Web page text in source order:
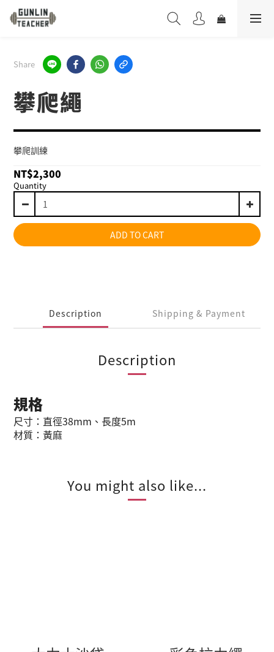
Share
攀爬繩
攀爬訓練
NT$2,300
Quantity
ADD TO CART
Description Shipping & Payment
Description
規格
尺寸：直徑38mm、長度5m
材質：黃麻
You might also like...